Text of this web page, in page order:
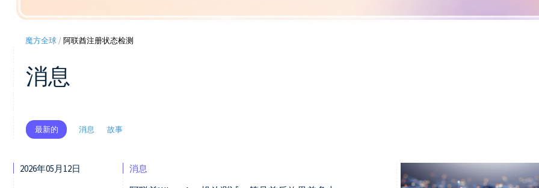
魔方全球 /阿联酋注册状态检测
消息
最新的 消息 故事
2026年05月12日 消息